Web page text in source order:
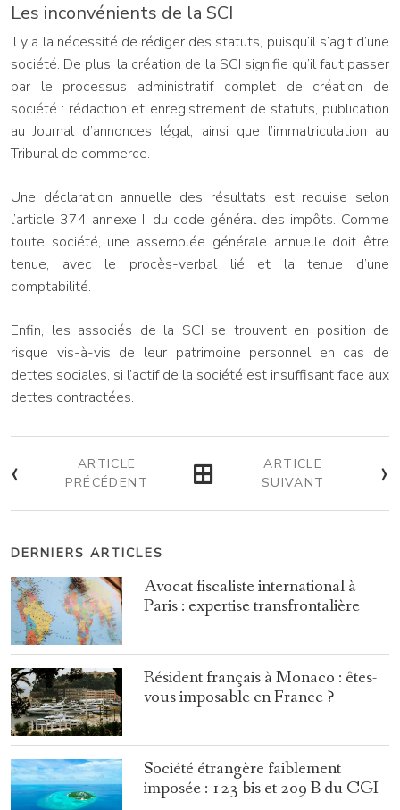
Les inconvénients de la SCI
Il y a la nécessité de rédiger des statuts, puisqu’il s’agit d’une
société. De plus, la création de la SCI signifie qu’il faut passer
par le processus administratif complet de création de
société : rédaction et enregistrement de statuts, publication
au Journal d’annonces légal, ainsi que l’immatriculation au
Tribunal de commerce.
Une déclaration annuelle des résultats est requise selon
l’article 374 annexe II du code général des impôts. Comme
toute société, une assemblée générale annuelle doit être
tenue, avec le procès-verbal lié et la tenue d’une
comptabilité.
Enfin, les associés de la SCI se trouvent en position de
risque vis-à-vis de leur patrimoine personnel en cas de
dettes sociales, si l’actif de la société est insuffisant face aux
dettes contractées.
‹
ARTICLE
PRÉCÉDENT
ARTICLE
SUIVANT
›
DERNIERS ARTICLES
Avocat fiscaliste international à
Paris : expertise transfrontalière
Résident français à Monaco : êtes-
vous imposable en France ?
Société étrangère faiblement
imposée : 123 bis et 209 B du CGI